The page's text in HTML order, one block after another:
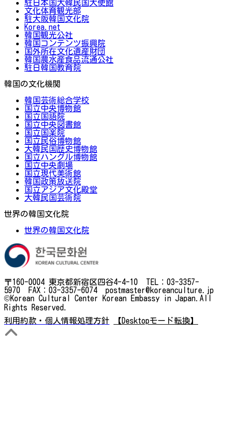
駐日本国大韓民国大使館
文化体育観光部
駐大阪韓国文化院
Korea.net
韓国観光公社
韓国コンテンツ振興院
国外所在文化遺産財団
韓国農水産食品流通公社
駐日韓国教育院
韓国の文化機関
韓国芸術総合学校
国立中央博物館
国立国語院
国立中央図書館
国立国楽院
国立民俗博物館
大韓民国歴史博物館
国立ハングル博物館
国立中央劇場
国立現代美術館
韓国政策放送院
国立アジア文化殿堂
大韓民国芸術院
世界の韓国文化院
世界の韓国文化院
〒160-0004 東京都新宿区四谷4-4-10 TEL：03-3357-
5970 FAX：03-3357-6074 postmaster@koreanculture.jp
©Korean Cultural Center Korean Embassy in Japan.All
Rights Reserved.
利用約款・個人情報処理方針
【Desktopモード転換】